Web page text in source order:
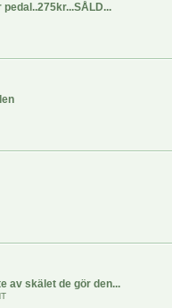
av skälet de gör den...